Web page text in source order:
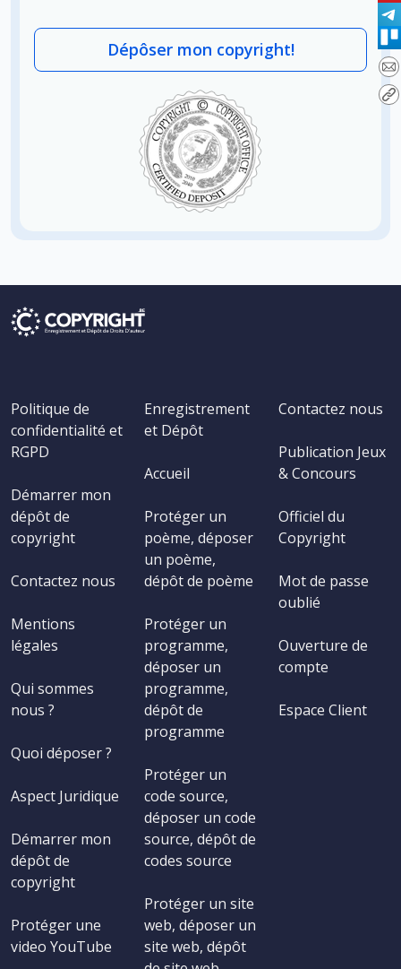
Dépôser mon copyright!
Politique de
confidentialité et
RGPD
Démarrer mon
dépôt de
copyright
Contactez nous
Mentions
légales
Qui sommes
nous ?
Quoi déposer ?
Aspect Juridique
Démarrer mon
dépôt de
copyright
Protéger une
video YouTube
Enregistrement
et Dépôt
Accueil
Protéger un
poème, déposer
un poème,
dépôt de poème
Protéger un
programme,
déposer un
programme,
dépôt de
programme
Protéger un
code source,
déposer un code
source, dépôt de
codes source
Protéger un site
web, déposer un
site web, dépôt
Contactez nous
Publication Jeux
& Concours
Officiel du
Copyright
Mot de passe
oublié
Ouverture de
compte
Espace Client